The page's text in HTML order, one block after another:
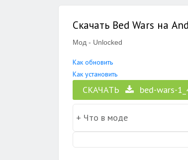
Скачать Bed Wars на
Мод - Unlocked
Как обновить
Как установить
СКАЧАТЬ bed-wars-